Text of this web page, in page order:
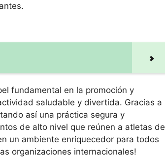
fundamental en la promoción y
saludable y divertida. Gracias a
así una práctica segura y
de alto nivel que reúnen a atletas de
un ambiente enriquecedor para todos
organizaciones internacionales!